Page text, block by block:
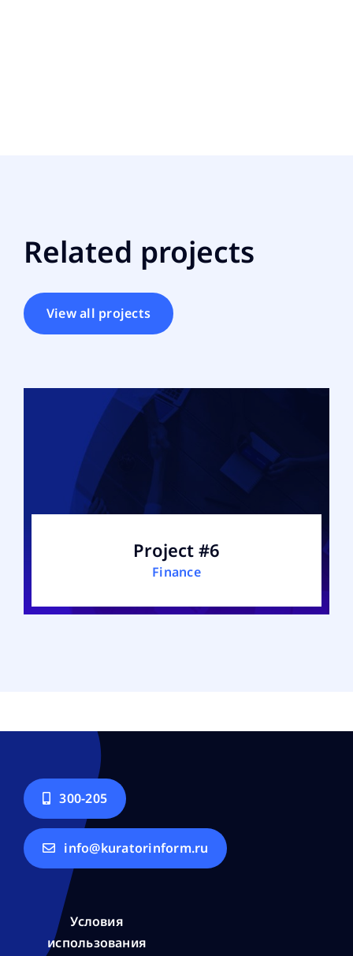
Related projects
View all projects
Project #6
Finance
300-205
info@kuratorinform.ru
Условия
использования